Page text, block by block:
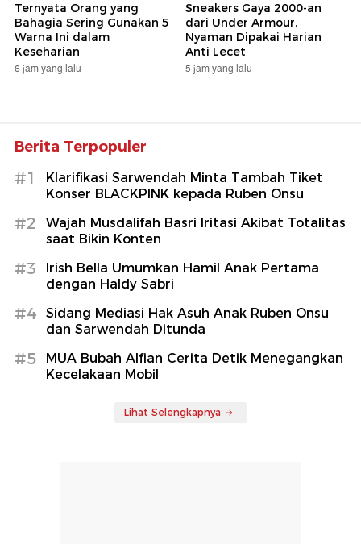
Ternyata Orang yang
Bahagia Sering Gunakan 5
Warna Ini dalam
Keseharian
6 jam yang lalu
Sneakers Gaya 2000-an
dari Under Armour,
Nyaman Dipakai Harian
Anti Lecet
5 jam yang lalu
Berita Terpopuler
#1
Klarifikasi Sarwendah Minta Tambah Tiket
Konser BLACKPINK kepada Ruben Onsu
#2
Wajah Musdalifah Basri Iritasi Akibat Totalitas
saat Bikin Konten
#3
Irish Bella Umumkan Hamil Anak Pertama
dengan Haldy Sabri
#4
Sidang Mediasi Hak Asuh Anak Ruben Onsu
dan Sarwendah Ditunda
#5
MUA Bubah Alfian Cerita Detik Menegangkan
Kecelakaan Mobil
Lihat Selengkapnya